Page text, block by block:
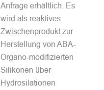
Anfrage erhältlich. Es
wird als reaktives
Zwischenprodukt zur
Herstellung von ABA-
Organo-modifizierten
Silikonen über
Hydrosilationen